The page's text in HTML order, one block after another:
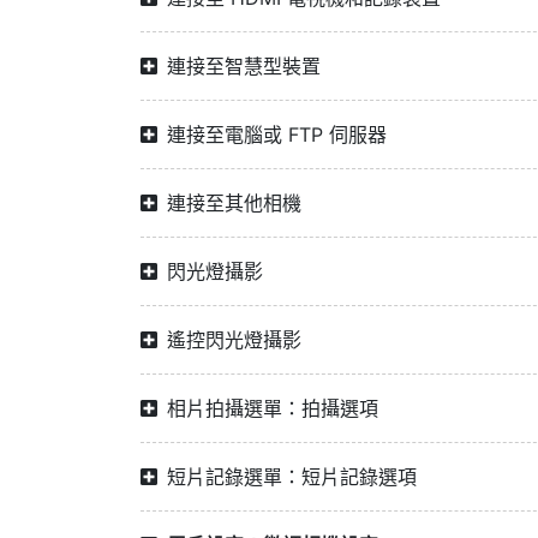
連接至智慧型裝置
連接至電腦或 FTP 伺服器
連接至其他相機
閃光燈攝影
遙控閃光燈攝影
相片拍攝選單：拍攝選項
短片記錄選單：短片記錄選項